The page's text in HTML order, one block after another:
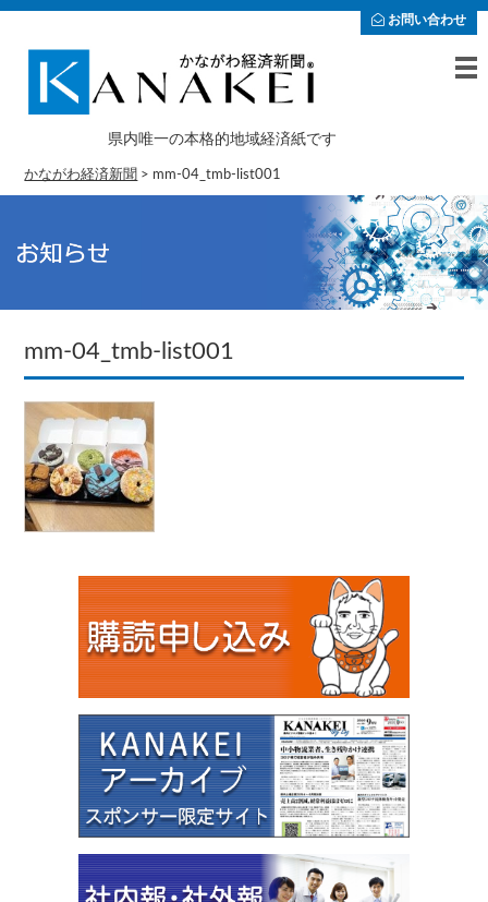
お問い合わせ
県内唯一の本格的地域経済紙です
かながわ経済新聞 > mm-04_tmb-list001
mm-04_tmb-list001